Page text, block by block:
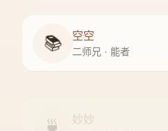
📚 空空
二师兄 · 能者
🍵 妙妙